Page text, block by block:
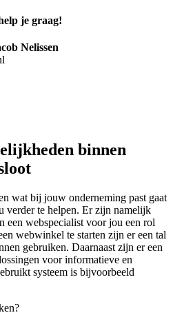
je graag!
Nelissen
binnen
wat bij jouw onderneming past gaat
verder te helpen. Er zijn namelijk
een webspecialist voor jou een rol
webwinkel te starten zijn er een tal
gebruiken. Daarnaast zijn er een
voor informatieve en
systeem is bijvoorbeeld